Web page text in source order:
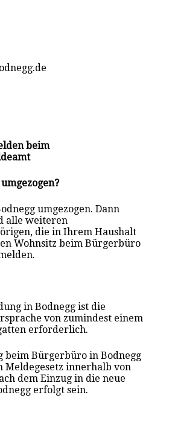
beim
umgezogen. Dann
alle weiteren
die in Ihrem Haushalt
Wohnsitz beim Bürgerbüro
in Bodnegg ist die
von zumindest einem
erforderlich.
beim Bürgerbüro in Bodnegg
Meldegesetz innerhalb von
dem Einzug in die neue
erfolgt sein.